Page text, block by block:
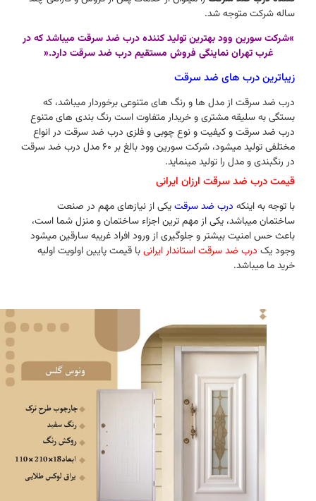
ساله شرکت متوجه شد.
»شرکت سورین وود بهترین تولید کننده درب ضد سرقت میباشد که در
غرب تهران نماینگی فروش مستقیم درب ضد سرقت دارد.«
زیباترین درب های ضد سرقت
درب ضد سرقت از مدل ها و رنگ های متنوعی برخوردار میباشد، که
بستگی به سلیقه مشتری و خریدار متفاوت است رنگ بندی های متنوع
درب ضد سرقت و کیفیت و نوع چوبی و فلزی درب ضد سرقت در انواع
مختلفی تولید میشود، شرکت سورین وود بالغ بر 60 مدل درب ضد سرقت
در رنگبندی و مدل را تولید مینماید.
قیمت درب ضد سرقت ارزان ایرانی
با توجه به اینکهدرب ضد سرقتیکی از نیازهای مهم در صنعت
ساختمان میباشد، یکی از مهم ترین اجزاء ساختمان و منزل شما است،
باعث حس امنیت بیشتر و جلوگیری از ورود افراد غریبه سارقین میشود
وجود یکدرب ضد سرقت استاندار ایرانیبا قیمت پایین اولویت اولیه
خرید ما میباشد.